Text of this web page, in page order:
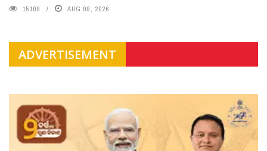
15109 AUG 09, 2026
ADVERTISEMENT